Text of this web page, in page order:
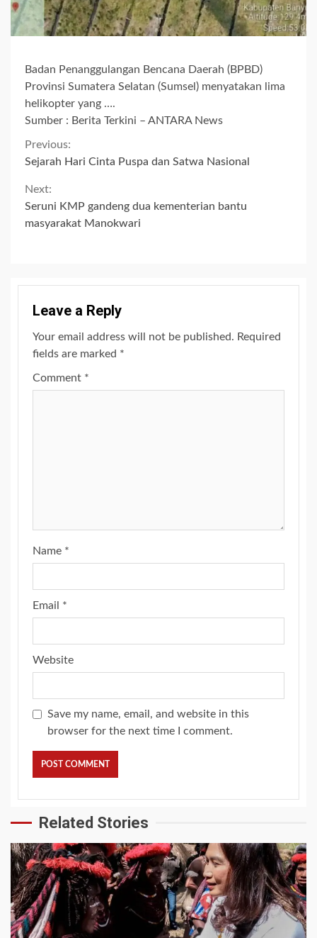
Badan Penanggulangan Bencana Daerah (BPBD)
Provinsi Sumatera Selatan (Sumsel) menyatakan lima
helikopter yang ….
Sumber : Berita Terkini – ANTARA News
Continue
Reading
Previous:
Sejarah Hari Cinta Puspa dan Satwa Nasional
Next:
Seruni KMP gandeng dua kementerian bantu
masyarakat Manokwari
Leave a Reply
Your email address will not be published. Required
fields are marked *
Comment *
Name *
Email *
Website
Save my name, email, and website in this
browser for the next time I comment.
Related Stories